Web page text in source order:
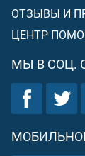
ОТЗЫВЫ И
ЦЕНТР
МЫ В СОЦ.